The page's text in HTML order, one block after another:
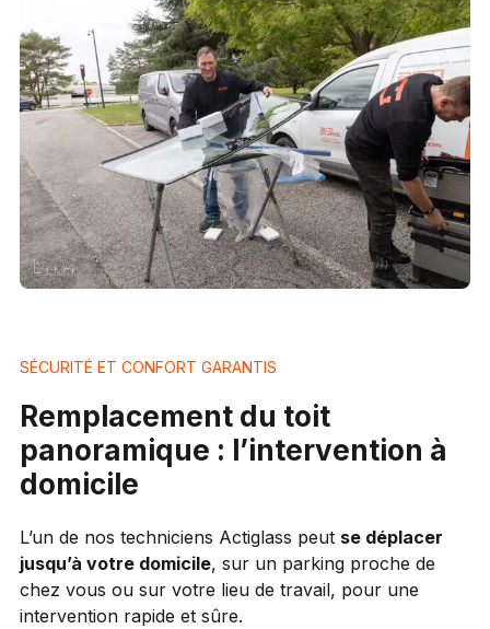
SÉCURITÉ ET CONFORT GARANTIS
Remplacement du toit
panoramique : l’intervention à
domicile
L’un de nos techniciens Actiglass peut se déplacer
jusqu’à votre domicile, sur un parking proche de
chez vous ou sur votre lieu de travail, pour une
intervention rapide et sûre.